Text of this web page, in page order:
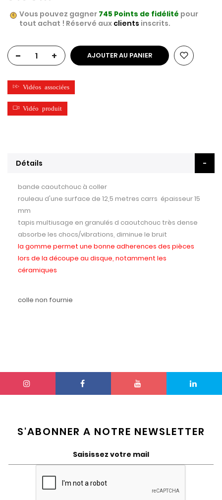
Vous pouvez gagner 745 Points de fidélité pour
tout achat ! Réservé aux clients inscrits.
- + AJOUTER AU PANIER
Vidéos associées
Vidéo produit
Détails
bande caoutchouc à coller
rouleau d'une surface de 12,5 metres carrs épaisseur 15
mm
tapis multiusage en granulés d caoutchouc très dense
absorbe les chocs/vibrations, diminue le bruit
la gomme permet une bonne adherences des pièces
lors de la découpe au disque, notamment les
céramiques
colle non fournie
S'ABONNER A NOTRE NEWSLETTER